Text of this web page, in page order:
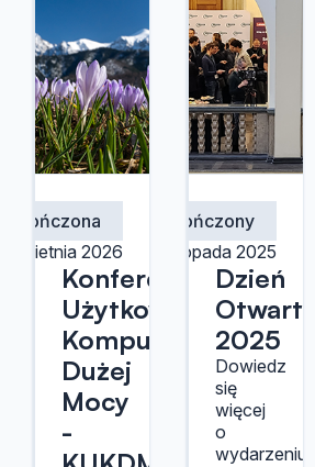
kwietnia 2026
Konferencja
Użytkowników
Komputerów
Dużej
Mocy
-
Zakończony
24 listopada 2025
Dzień
Otwarty
2025
Dowiedz
się
więcej
o
wydarzeniu.